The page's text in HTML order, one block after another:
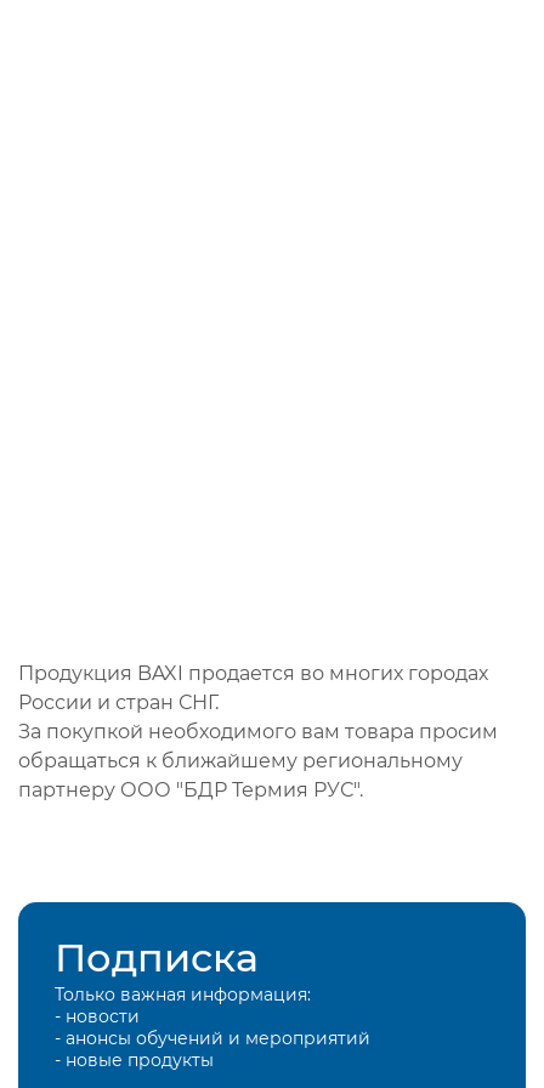
Продукция BAXI продается во многих городах
России и стран СНГ.
За покупкой необходимого вам товара просим
обращаться к ближайшему региональному
партнеру ООО "БДР Термия РУС".
Подписка
Только важная информация:
- новости
- анонсы обучений и мероприятий
- новые продукты